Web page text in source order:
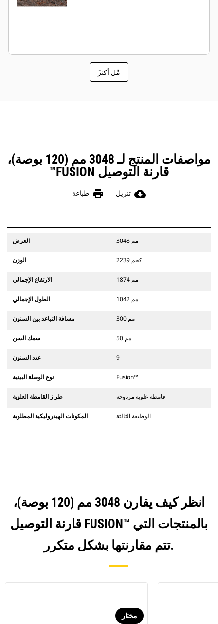
َمِّل أكثر
مواصفات المنتج لـ 3048 مم (120 بوصة)،
قارنة التوصيل FUSION™
cloud_download تنزيل print طباعة
العرض 3048 مم
الوزن 2239 كجم
الارتفاع الإجمالي 1874 مم
الطول الإجمالي 1042 مم
مسافة التباعد بين السنون 300 مم
سمك السن 50 مم
عدد السنون 9
نوع الوصلة البينية Fusion™
طراز القامطة العلوية قامطة علوية مزدوجة
المكونات الهيدروليكية المطلوبة الوظيفة الثالثة
انظر كيف يقارن 3048 مم (120 بوصة)،
قارنة التوصيل FUSION™ بالمنتجات التي
تتم مقارنتها بشكل متكرر.
مختار